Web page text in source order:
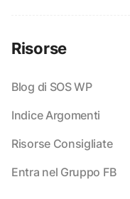
Risorse
Blog di SOS WP
Indice Argomenti
Risorse Consigliate
Entra nel Gruppo FB